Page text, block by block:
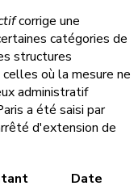
corrige une
catégories de
structures
où la mesure ne
administratif
a été saisi par
d'extension de
Date